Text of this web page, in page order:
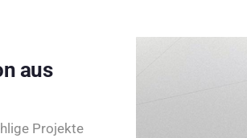
aus
Projekte